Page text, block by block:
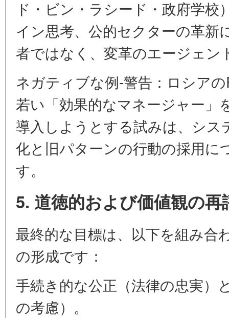
ド・ビン・ラシード・政府学
イン思考、公的セクターの革新
者ではなく、変革のエージェン
ネガティブな例-警告：ロシア
若い「効果的なマネージャー」
導入しようとする試みは、シス
化と旧パターンの行動の採用に
す。
5. 道徳的および価値観の再
最終的な目標は、以下を組み合
の形成です：
手続き的な公正（法律の忠実）
の考慮）。